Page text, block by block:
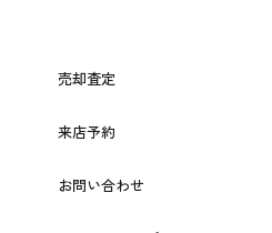
売却査定
来店予約
お問い合わせ